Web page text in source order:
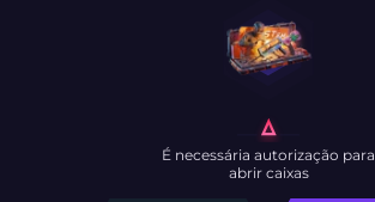
É necessária autorização para
abrir caixas